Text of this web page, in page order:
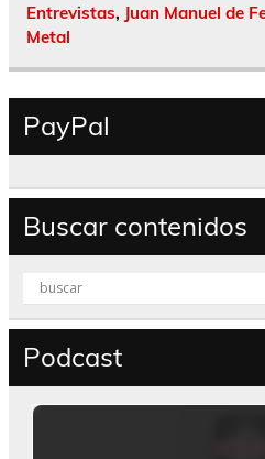
Entrevistas, Juan Manuel de
Metal
PayPal
Buscar contenidos
Podcast